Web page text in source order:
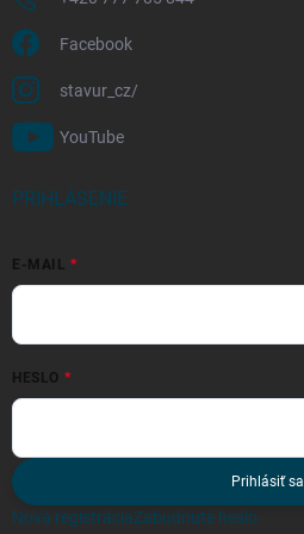
Facebook
stavur_cz/
YouTube
PRIHLÁSENIE
E-MAIL
HESLO
Prihlásiť sa
Nová registráciaZabudnuté heslo